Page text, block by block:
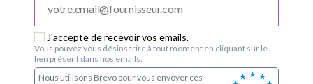
J'accepte de recevoir vos emails.
Vous pouvez vous désinscrire à tout moment en cliquant sur le
lien présent dans nos emails.
Nous utilisons Brevo pour vous envoyer ces